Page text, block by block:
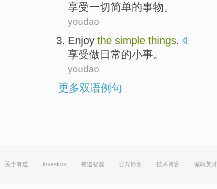
享受一切简单的事物。
youdao
Enjoy the simple things.
享受做 日常的小事。
youdao
更多双语例句
关于有道 Investors 有道智选 官方博客 技术博客 诚聘英才